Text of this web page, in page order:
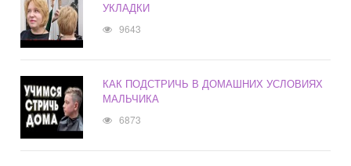
УКЛАДКИ
9643
КАК ПОДСТРИЧЬ В ДОМАШНИХ УСЛОВИЯХ
МАЛЬЧИКА
6873